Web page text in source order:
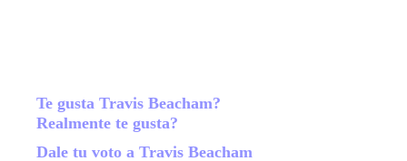
Te gusta Travis Beacham?
Realmente te gusta?
Dale tu voto a Travis Beacham